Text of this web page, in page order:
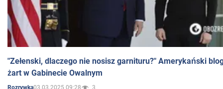
"Zełenski, dlaczego nie nosisz garnituru?" Amerykański
żart w Gabinecie Owalnym
03.03.2025 09:28 3